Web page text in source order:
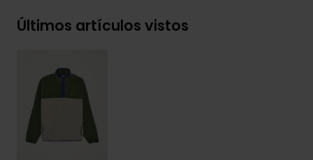
Últimos artículos vistos